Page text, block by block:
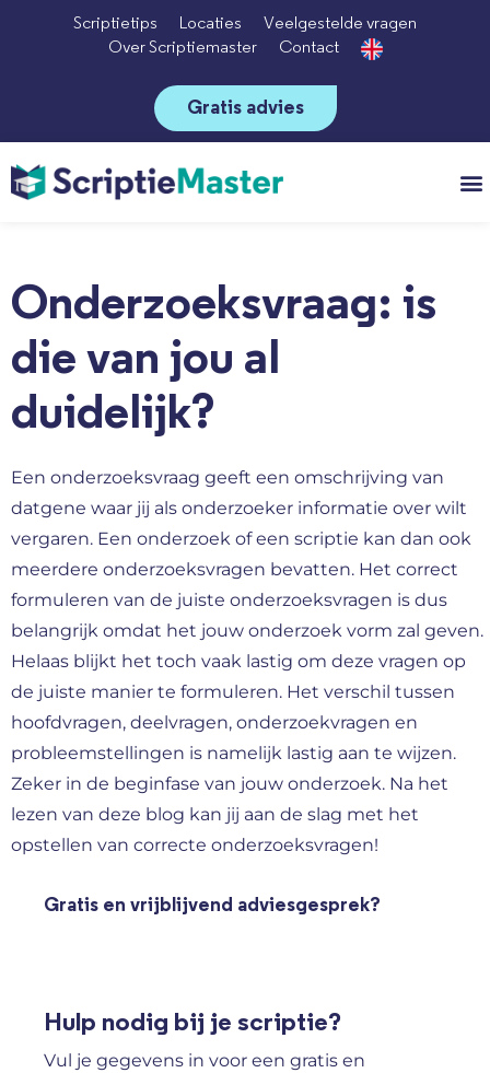
Scriptietips Locaties
Veelgestelde vragen
Over Scriptiemaster
Contact
Gratis advies
Onderzoeksvraag: is
die van jou al
duidelijk?
Een onderzoeksvraag geeft een omschrijving van
datgene waar jij als onderzoeker informatie over wilt
vergaren. Een onderzoek of een scriptie kan dan ook
meerdere onderzoeksvragen bevatten. Het correct
formuleren van de juiste onderzoeksvragen is dus
belangrijk omdat het jouw onderzoek vorm zal geven.
Helaas blijkt het toch vaak lastig om deze vragen op
de juiste manier te formuleren. Het verschil tussen
hoofdvragen, deelvragen, onderzoekvragen en
probleemstellingen is namelijk lastig aan te wijzen.
Zeker in de beginfase van jouw onderzoek. Na het
lezen van deze blog kan jij aan de slag met het
opstellen van correcte onderzoeksvragen!
Gratis en vrijblijvend adviesgesprek?
Hulp nodig bij je scriptie?
Vul je gegevens in voor een gratis en